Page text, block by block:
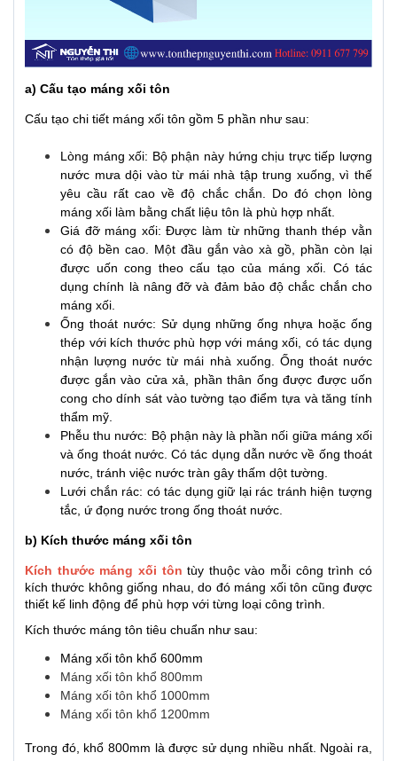
a) Cấu tạo máng xối tôn
Cấu tạo chi tiết máng xối tôn gồm 5 phần như sau:
Lòng máng xối: Bộ phận này hứng chịu trực tiếp lượng
nước mưa dội vào từ mái nhà tập trung xuống, vì thế
yêu cầu rất cao về độ chắc chắn. Do đó chọn lòng
máng xối làm bằng chất liệu tôn là phù hợp nhất.
Giá đỡ máng xối: Được làm từ những thanh thép vằn
có độ bền cao. Một đầu gắn vào xà gồ, phần còn lại
được uốn cong theo cấu tạo của máng xối. Có tác
dụng chính là nâng đỡ và đảm bảo độ chắc chắn cho
máng xối.
Ống thoát nước: Sử dụng những ống nhựa hoặc ống
thép với kích thước phù hợp với máng xối, có tác dụng
nhận lượng nước từ mái nhà xuống. Ống thoát nước
được gắn vào cửa xả, phần thân ống được được uốn
cong cho dính sát vào tường tạo điểm tựa và tăng tính
thẩm mỹ.
Phễu thu nước: Bộ phận này là phần nối giữa máng xối
và ống thoát nước. Có tác dụng dẫn nước về ống thoát
nước, tránh việc nước tràn gây thấm dột tường.
Lưới chắn rác: có tác dụng giữ lại rác tránh hiện tượng
tắc, ứ đọng nước trong ống thoát nước.
b) Kích thước máng xối tôn
Kích thước máng xối tôn tùy thuộc vào mỗi công trình có
kích thước không giống nhau, do đó máng xối tôn cũng được
thiết kế linh động để phù hợp với từng loại công trình.
Kích thước máng tôn tiêu chuẩn như sau:
Máng xối tôn khổ 600mm
Máng xối tôn khổ 800mm
Máng xối tôn khổ 1000mm
Máng xối tôn khổ 1200mm
Trong đó, khổ 800mm là được sử dụng nhiều nhất. Ngoài ra,